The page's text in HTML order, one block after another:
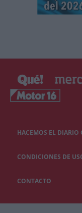
HACEMOS EL DIARIO
CONDICIONES DE
CONTACTO